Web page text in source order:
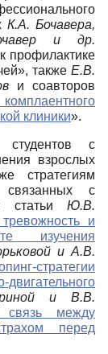
К.А. Бочавера,
и др.
профилактике
также Е.В.
и соавторов
клиники».
с
взрослых
стратегиям
связанных с
статьи Ю.В.
и
изучения
и А.В.
стратегии
и В.В.
между
перед